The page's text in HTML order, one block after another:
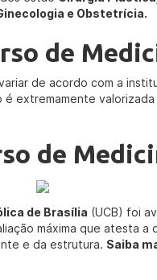
e Obstetrícia.
de
de acordo com a
extremamente
de
de Brasília (UCB) foi
máxima que atesta a
e da estrutura. Saiba